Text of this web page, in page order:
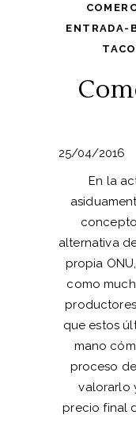
ENTRADA-
25/04/2016
En la
alternativa
propia
como
que estos
mano
proceso
valorarlo
precio final